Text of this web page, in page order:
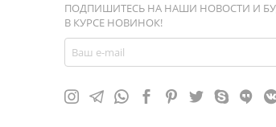
ПОДПИШИТЕСЬ НА НАШИ НОВОСТИ И
В КУРСЕ НОВИНОК!